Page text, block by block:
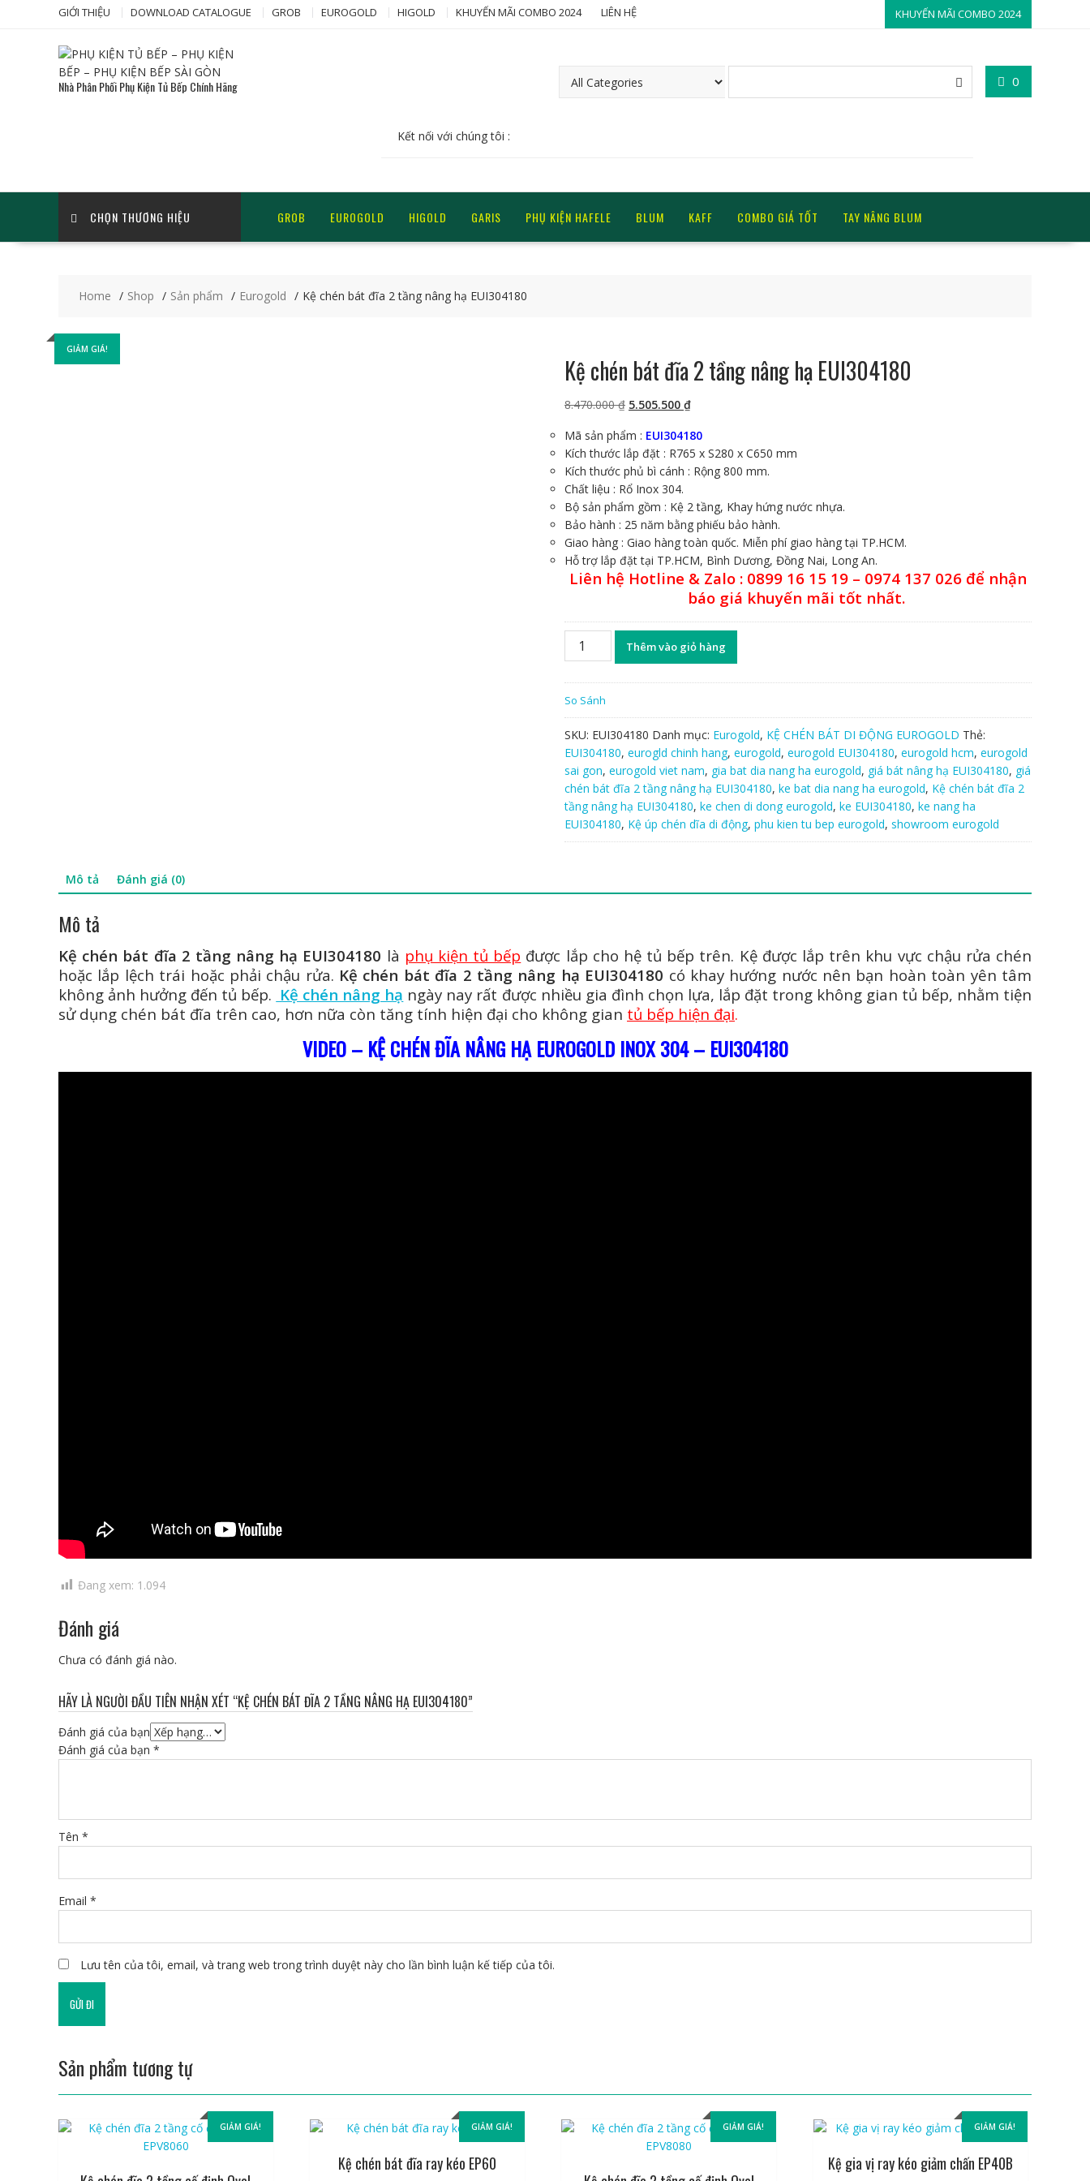
GIỚI THIỆU DOWNLOAD CATALOGUE GROB EUROGOLD HIGOLD KHUYẾN MÃI COMBO 2024 LIÊN HỆ KHUYẾN MÃI COMBO 2024
Nhà Phân Phối Phụ Kiện Tủ Bếp Chính Hãng 0
Kết nối với chúng tôi :
CHỌN THƯƠNG HIỆU GROB EUROGOLD HIGOLD GARIS PHỤ KIỆN HAFELE BLUM KAFF COMBO GIÁ TỐT TAY NÂNG BLUM
Home Shop Sản phẩm Eurogold Kệ chén bát đĩa 2 tầng nâng hạ EUI304180
GIẢM GIÁ!
Kệ chén bát đĩa 2 tầng nâng hạ EUI304180
8.470.000₫ Giá
là:
8.470.000 ₫.
5.505.500 ₫Giá
tại
là:
5.505.500 ₫.
Mã sản phẩm : EUI304180
Kích thước lắp đặt : R765 x S280 x C650 mm
Kích thước phủ bì cánh : Rộng 800 mm.
Chất liệu : Rổ Inox 304.
Bộ sản phẩm gồm : Kệ 2 tầng, Khay hứng nước nhựa.
Bảo hành : 25 năm bằng phiếu bảo hành.
Giao hàng : Giao hàng toàn quốc. Miễn phí giao hàng tại TP.HCM.
Hỗ trợ lắp đặt tại TP.HCM, Bình Dương, Đồng Nai, Long An.
Liên hệ Hotline & Zalo : 0899 16 15 19 – 0974 137 026 để nhận
báo giá khuyến mãi tốt nhất.
chén
2
tầng
nâng
EUI304180
số
lượng
Thêm vào giỏ hàng
So Sánh
SKU: EUI304180 Danh mục: Eurogold, KỆ CHÉN BÁT DI ĐỘNG EUROGOLD Thẻ:
EUI304180, eurogld chinh hang, eurogold, eurogold EUI304180, eurogold hcm, eurogold
sai gon, eurogold viet nam, gia bat dia nang ha eurogold, giá bát nâng hạ EUI304180, giá
chén bát đĩa 2 tầng nâng hạ EUI304180, ke bat dia nang ha eurogold, Kệ chén bát đĩa 2
tầng nâng hạ EUI304180, ke chen di dong eurogold, ke EUI304180, ke nang ha
EUI304180, Kệ úp chén dĩa di động, phu kien tu bep eurogold, showroom eurogold
Mô tả Đánh giá (0)
Mô tả
Kệ chén bát đĩa 2 tầng nâng hạ EUI304180 là phụ kiện tủ bếp được lắp cho hệ tủ bếp trên. Kệ được lắp trên khu vực chậu rửa chén
hoặc lắp lệch trái hoặc phải chậu rửa. Kệ chén bát đĩa 2 tầng nâng hạ EUI304180 có khay hướng nước nên bạn hoàn toàn yên tâm
không ảnh hưởng đến tủ bếp. Kệ chén nâng hạ ngày nay rất được nhiều gia đình chọn lựa, lắp đặt trong không gian tủ bếp, nhằm tiện
sử dụng chén bát đĩa trên cao, hơn nữa còn tăng tính hiện đại cho không gian tủ bếp hiện đại.
VIDEO – KỆ CHÉN ĐĨA NÂNG HẠ EUROGOLD INOX 304 – EUI304180
Đang xem: 1.094
Đánh giá
Chưa có đánh giá nào.
HÃY LÀ NGƯỜI ĐẦU TIÊN NHẬN XÉT “KỆ CHÉN BÁT ĐĨA 2 TẦNG NÂNG HẠ EUI304180”
Đánh giá của bạn
Đánh giá của bạn *
Tên *
Email *
Lưu tên của tôi, email, và trang web trong trình duyệt này cho lần bình luận kế tiếp của tôi.
Sản phẩm tương tự
GIẢM GIÁ! GIẢM GIÁ!
Kệ chén bát đĩa ray kéo EP60
GIẢM GIÁ! GIẢM GIÁ!
Kệ gia vị ray kéo giảm chấn EP40B